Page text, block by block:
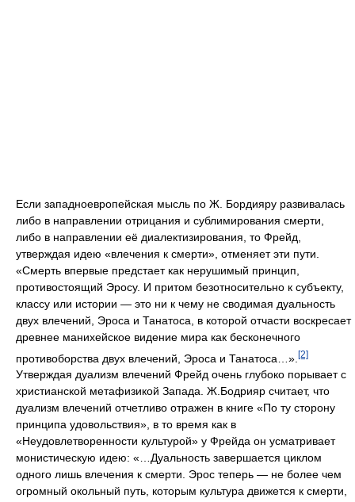
Если западноевропейская мысль по Ж. Бордияру развивалась
либо в направлении отрицания и сублимирования смерти,
либо в направлении её диалектизирования, то Фрейд,
утверждая идею «влечения к смерти», отменяет эти пути.
«Смерть впервые предстает как нерушимый принцип,
противостоящий Эросу. И притом безотносительно к субъекту,
классу или истории — это ни к чему не сводимая дуальность
двух влечений, Эроса и Танатоса, в которой отчасти воскресает
древнее манихейское видение мира как бесконечного
противоборства двух влечений, Эроса и Танатоса…». [2]
Утверждая дуализм влечений Фрейд очень глубоко порывает с
христианской метафизикой Запада. Ж.Бодрияр считает, что
дуализм влечений отчетливо отражен в книге «По ту сторону
принципа удовольствия», в то время как в
«Неудовлетворенности культурой» у Фрейда он усматривает
монистическую идею: «…Дуальность завершается циклом
одного лишь влечения к смерти. Эрос теперь — не более чем
огромный окольный путь, которым культура движется к смерти,